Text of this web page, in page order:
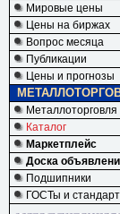
Мировые цены
Цены на биржах
Вопрос месяца
Публикации
Цены и прогнозы
Металлоторговля
Каталог
Маркетплейс
Доска
Подшипники
ГОСТы и